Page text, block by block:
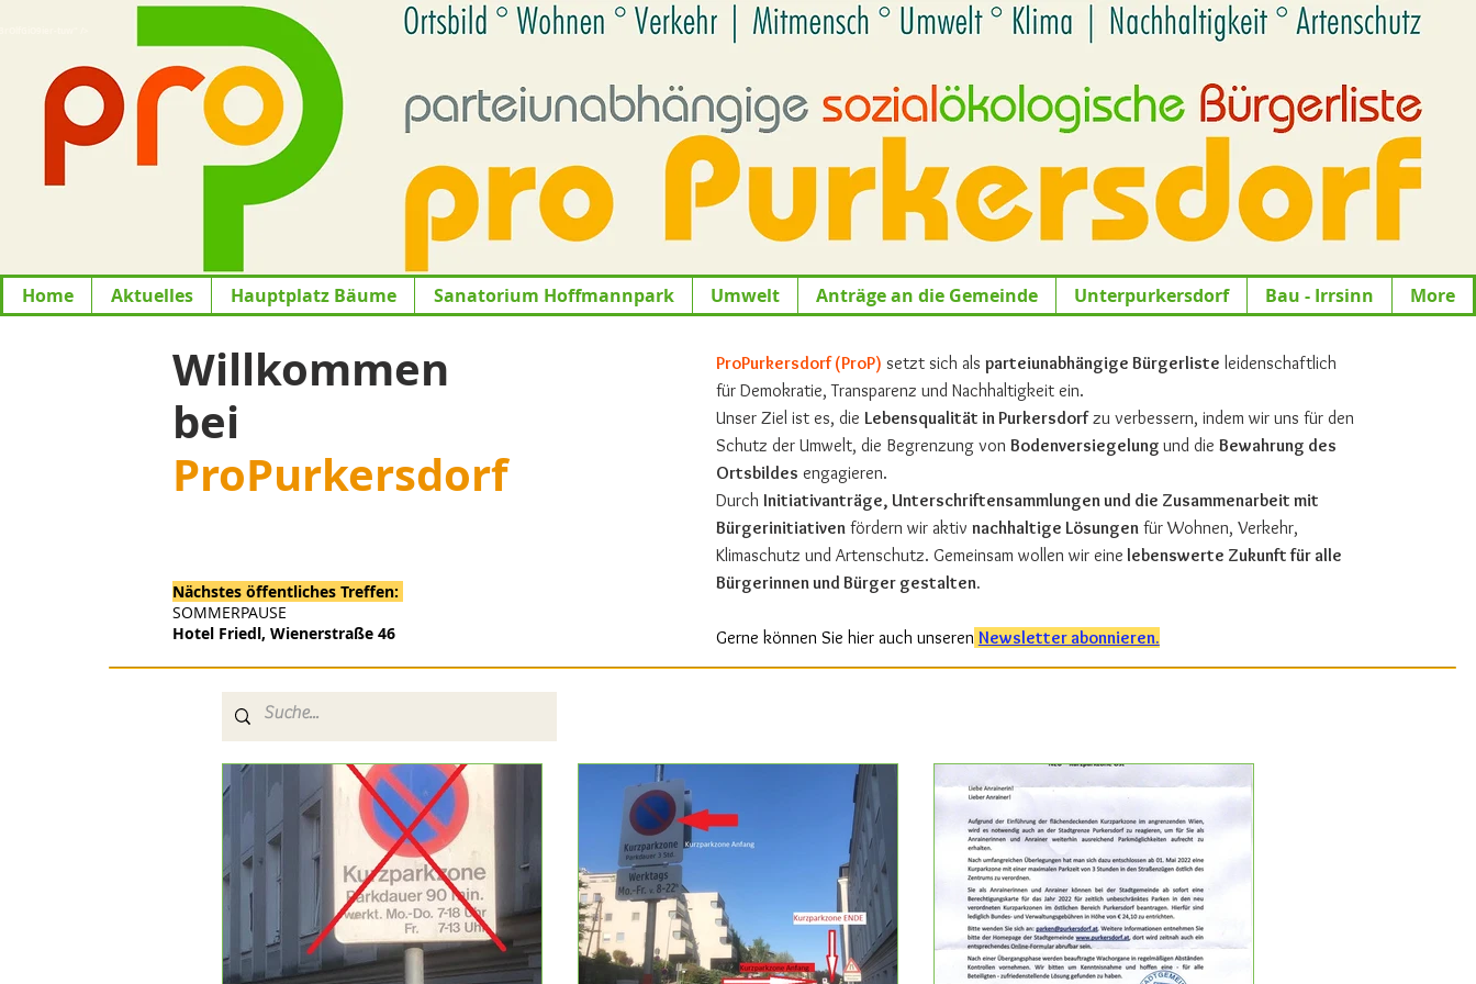
Home Aktuelles Hauptplatz Bäume Sanatorium Hoffmannpark Umwelt Anträge an die Gemeinde Unterpurkersdorf Bau - Irrsinn More
Willkommen
bei
ProPurkersdorf
Nächstes öffentliches Treffen:
SOMMERPAUSE
Hotel Friedl, Wienerstraße 46
ProPurkersdorf (ProP) setzt sich als parteiunabhängige Bürgerliste leidenschaftlich
für Demokratie, Transparenz und Nachhaltigkeit ein.
Unser Ziel ist es, die Lebensqualität in Purkersdorfzu verbessern, indem wir uns für den
Schutz der Umwelt, die Begrenzung von Bodenversiegelung und die Bewahrung des
Ortsbildes engagieren.
Durch Initiativanträge, Unterschriftensammlungen und die Zusammenarbeit mit
Bürgerinitiativenfördern wir aktiv nachhaltige Lösungenfür Wohnen, Verkehr,
Klimaschutz und Artenschutz. Gemeinsam wollen wir eine lebenswerte Zukunft für alle
Bürgerinnen und Bürger gestalten.
Gerne können Sie hier auch unseren Newsletter abonnieren.